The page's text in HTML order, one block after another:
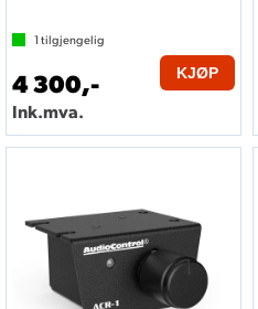
1 tilgjengelig
4 300,-
Ink.mva.
KJØP